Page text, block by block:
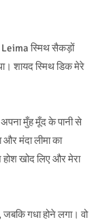
Leima स्मिथ सैकड़ों
शायद स्मिथ डिक मेरे
मुँह मूँद के पानी से
मंदा लीमा का
खोद लिए और मेरा
गधा होने लगा। वो